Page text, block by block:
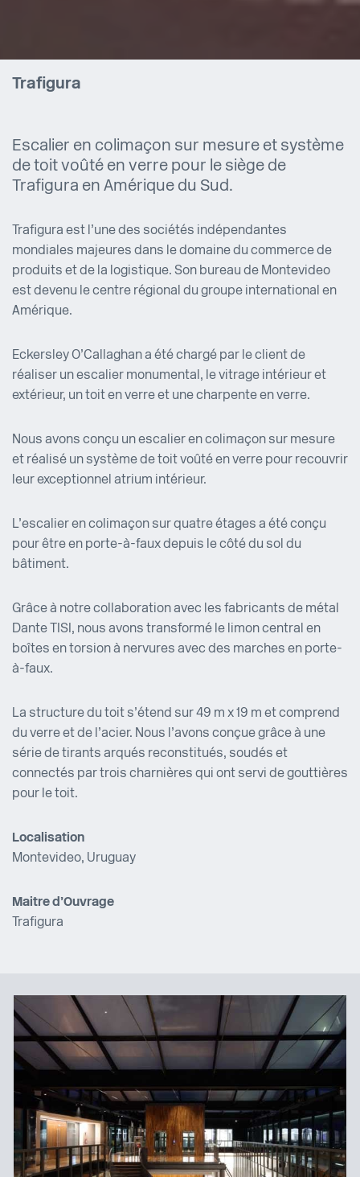
Trafigura
Escalier en colimaçon sur mesure et système
de toit voûté en verre pour le siège de
Trafigura en Amérique du Sud.
Trafigura est l’une des sociétés indépendantes
mondiales majeures dans le domaine du commerce de
produits et de la logistique. Son bureau de Montevideo
est devenu le centre régional du groupe international en
Amérique.
Eckersley O’Callaghan a été chargé par le client de
réaliser un escalier monumental, le vitrage intérieur et
extérieur, un toit en verre et une charpente en verre.
Nous avons conçu un escalier en colimaçon sur mesure
et réalisé un système de toit voûté en verre pour recouvrir
leur exceptionnel atrium intérieur.
L’escalier en colimaçon sur quatre étages a été conçu
pour être en porte-à-faux depuis le côté du sol du
bâtiment.
Grâce à notre collaboration avec les fabricants de métal
Dante TISI, nous avons transformé le limon central en
boîtes en torsion à nervures avec des marches en porte-
à-faux.
La structure du toit s’étend sur 49 m x 19 m et comprend
du verre et de l’acier. Nous l’avons conçue grâce à une
série de tirants arqués reconstitués, soudés et
connectés par trois charnières qui ont servi de gouttières
pour le toit.
Localisation
Montevideo, Uruguay
Maitre d’Ouvrage
Trafigura